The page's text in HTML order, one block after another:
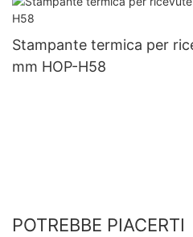
Stampante termica per
mm HOP-H58
POTREBBE PIACERTI